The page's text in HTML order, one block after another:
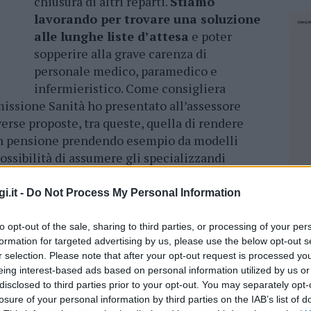
- Do Not Process My Personal Information
opt-out of the sale, sharing to third parties, or processing of your
for targeted advertising by us, please use the below opt-out
selection. Please note that after your opt-out request is processed
interest-based ads based on personal information utilized by us
to third parties prior to your opt-out. You may separately
of your personal information by third parties on the IAB’s list of
lavorando per trovare una soluzione
alle lunghe liste d’attesa e poter
sopperire alla grave carenza di
personale medico, paramedico e
infermieristico. Come consigliera
Sanità ho presentato all’assessore
proposte, tra queste, quella di rendere
pensione prendendo esempio da modelli
di assumere gli specializzandi
Stelle Carla Cuccu
l’incontro organizzato dal Movimento
assemblea in cui si è discusso della
Paolo Dettori di Tempio.
Abali Basta – continua Cuccu –che non
della Giunta affinché i presidi sanitari del